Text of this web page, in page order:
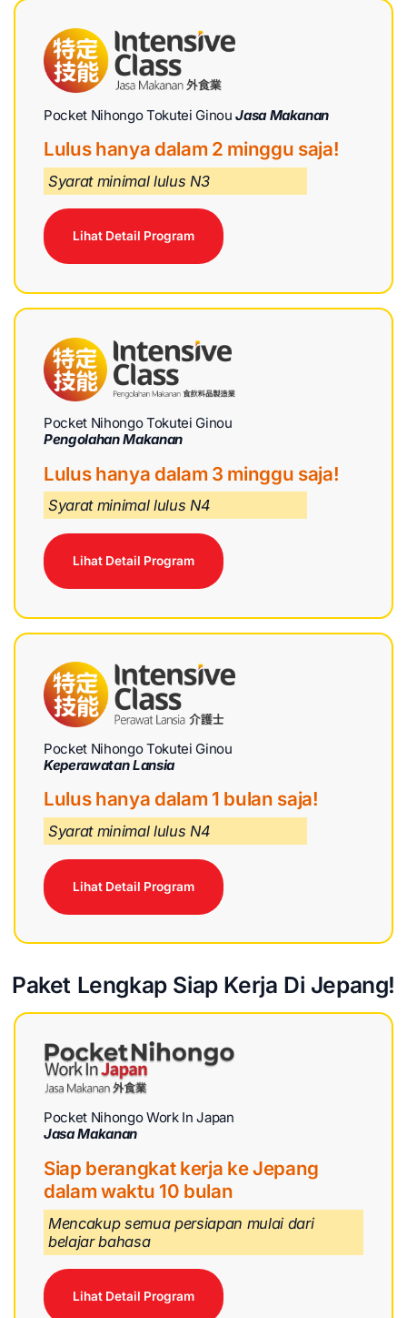
Pocket Nihongo Tokutei GinouJasa Makanan
Lulus hanya dalam 2 minggu saja!
Syarat minimal lulus N3
Lihat Detail Program
Pocket Nihongo Tokutei Ginou
Pengolahan Makanan
Lulus hanya dalam 3 minggu saja!
Syarat minimal lulus N4
Lihat Detail Program
Pocket Nihongo Tokutei Ginou
Keperawatan Lansia
Lulus hanya dalam 1 bulan saja!
Syarat minimal lulus N4
Lihat Detail Program
Paket Lengkap Siap Kerja Di Jepang!
Pocket Nihongo Work In Japan
Jasa Makanan
Siap berangkat kerja ke Jepang
dalam waktu 10 bulan
Mencakup semua persiapan mulai dari
belajar bahasa
Lihat Detail Program